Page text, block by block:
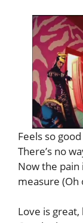
Feels so
There’s no
Now the pain
measure (Oh
Love is